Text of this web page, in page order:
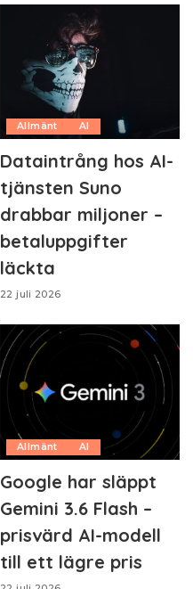
Allmänt AI
Dataintrång hos AI-
tjänsten Suno
drabbar miljoner –
betaluppgifter
läckta
22 juli 2026
Allmänt AI
Google har släppt
Gemini 3.6 Flash –
prisvärd AI-modell
till ett lägre pris